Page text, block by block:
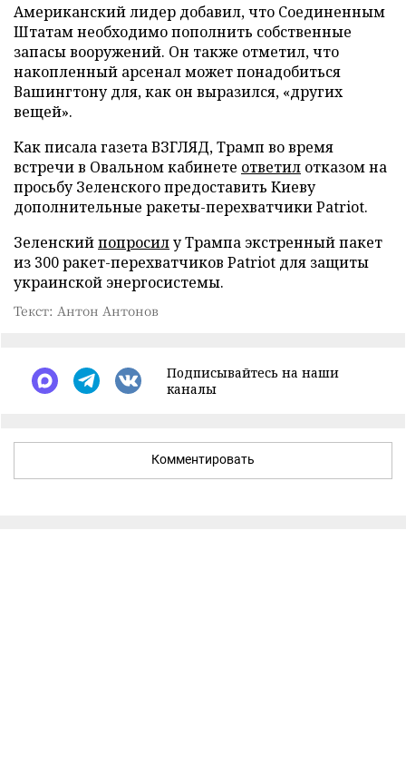
Американский лидер добавил, что Соединенным
Штатам необходимо пополнить собственные
запасы вооружений. Он также отметил, что
накопленный арсенал может понадобиться
Вашингтону для, как он выразился, «других
вещей».
Как писала газета ВЗГЛЯД, Трамп во время
встречи в Овальном кабинете ответил отказом на
просьбу Зеленского предоставить Киеву
дополнительные ракеты-перехватчики Patriot.
Зеленскийпопросилу Трампа экстренный пакет
из 300 ракет-перехватчиков Patriot для защиты
украинской энергосистемы.
Текст: Антон Антонов
Подписывайтесь на наши
каналы
Комментировать